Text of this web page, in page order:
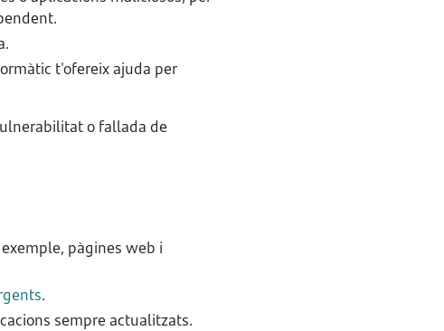
t'ofereix ajuda per
o fallada de
pàgines web i
.
sempre actualitzats.